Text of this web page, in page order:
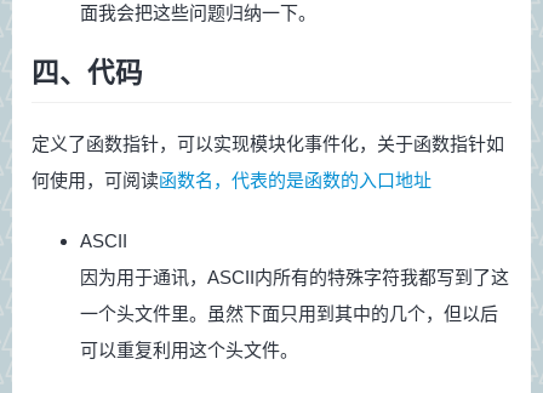
面我会把这些问题归纳一下。
四、代码
定义了函数指针，可以实现模块化事件化，关于函数指针如
何使用，可阅读函数名，代表的是函数的入口地址
ASCII
因为用于通讯，ASCII内所有的特殊字符我都写到了这
一个头文件里。虽然下面只用到其中的几个，但以后
可以重复利用这个头文件。